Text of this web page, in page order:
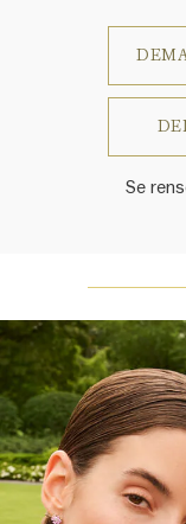
Se
Maison
poids
pierres
d'une
de plus
clientèle